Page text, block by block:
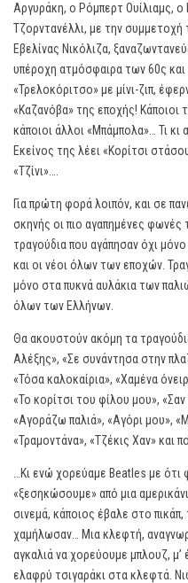
Αργυράκη, ο Ρόμπερτ Ουίλιαμς,
Τζορντανέλλι, με την συμμετοχή
Εβελίνας Νικόλιζα,
υπέροχη ατμόσφαιρα των 60ς
«Τρελοκόριτσο» με μίνι-ζιπ,
«Καζανόβα» της εποχής! Κάποιοι
κάποιοι άλλοι «Μπάμπολα»… Τι κι
Εκείνος της λέει «Κορίτσι
«Τζίνι»….
Για πρώτη φορά λοιπόν, και σε
σκηνής οι πιο αγαπημένες
τραγούδια που αγάπησαν όχι
και οι νέοι όλων των εποχών.
μόνο στα πυκνά αυλάκια των
όλων των Ελλήνων.
Θα ακουστούν ακόμη τα
Αλέξης», «Σε συνάντησα στην
«Τόσα καλοκαίρια», «Χαμένα
«Το κορίτσι του φίλου μου»,
«Αγοράζω παλιά», «Αγόρι μου»,
«Τραμοντάνα», «Τζέκις Χαν» και
…Κι ενώ χορεύαμε Beatles με
«ξεσηκώσουμε» από μια
σινεμά, κάποιος έβαλε στο
χαμήλωσαν… Μια κλεφτή,
αγκαλιά να χορεύουμε μπλουζ, μ’
ελαφρύ τσιγαράκι στα κλεφτά.